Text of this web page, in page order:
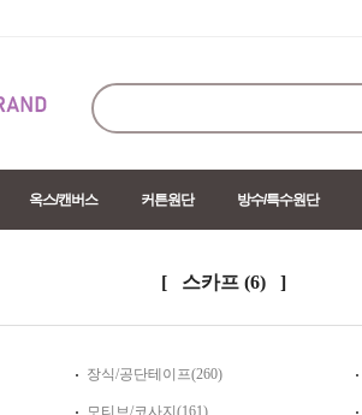
옥스/캔버스 커튼원단 방수/특수원단
[ 스카프 (6) ]
장식/공단테이프(260)
모티브/코사지(161)